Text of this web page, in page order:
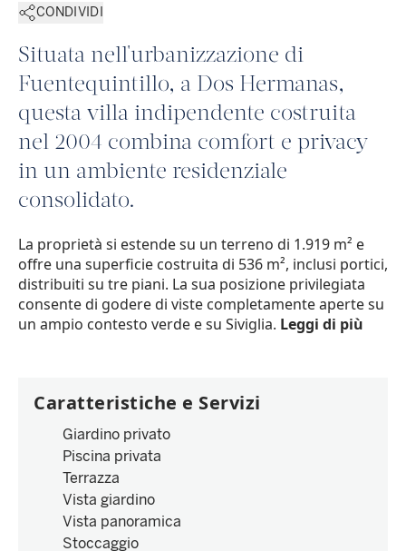
CONDIVIDI
Situata nell'urbanizzazione di
Fuentequintillo, a Dos Hermanas,
questa villa indipendente costruita
nel 2004 combina comfort e privacy
in un ambiente residenziale
consolidato.
La proprietà si estende su un terreno di 1.919 m² e
offre una superficie costruita di 536 m², inclusi portici,
distribuiti su tre piani. La sua posizione privilegiata
consente di godere di viste completamente aperte su
un ampio contesto verde e su Siviglia. Leggi di più
Caratteristiche e Servizi
Giardino privato
Piscina privata
Terrazza
Vista giardino
Vista panoramica
Stoccaggio